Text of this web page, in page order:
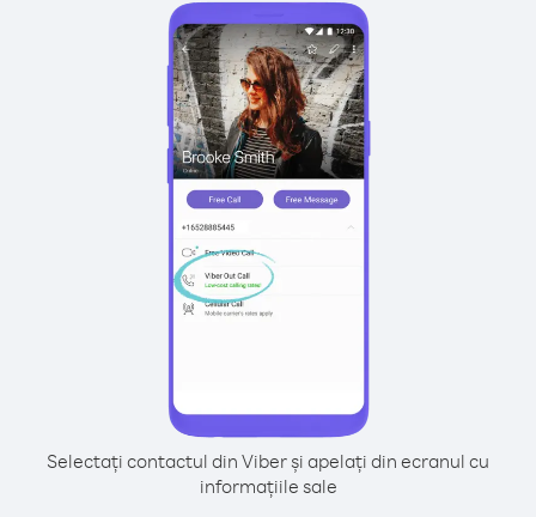
Selectați contactul din Viber și apelați din ecranul cu
informațiile sale